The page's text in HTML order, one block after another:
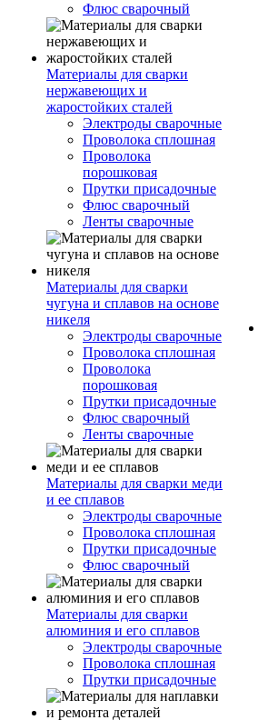
Флюс сварочный
Материалы для сварки
нержавеющих и
жаростойких сталей
Электроды сварочные
Проволока сплошная
Проволока
порошковая
Прутки присадочные
Флюс сварочный
Ленты сварочные
Материалы для сварки
чугуна и сплавов на основе
никеля
Электроды сварочные
Проволока сплошная
Проволока
порошковая
Прутки присадочные
Флюс сварочный
Ленты сварочные
Материалы для сварки меди
и ее сплавов
Электроды сварочные
Проволока сплошная
Прутки присадочные
Флюс сварочный
Материалы для сварки
алюминия и его сплавов
Электроды сварочные
Проволока сплошная
Прутки присадочные